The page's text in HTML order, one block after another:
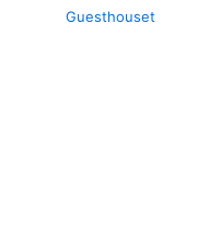
Guesthouset